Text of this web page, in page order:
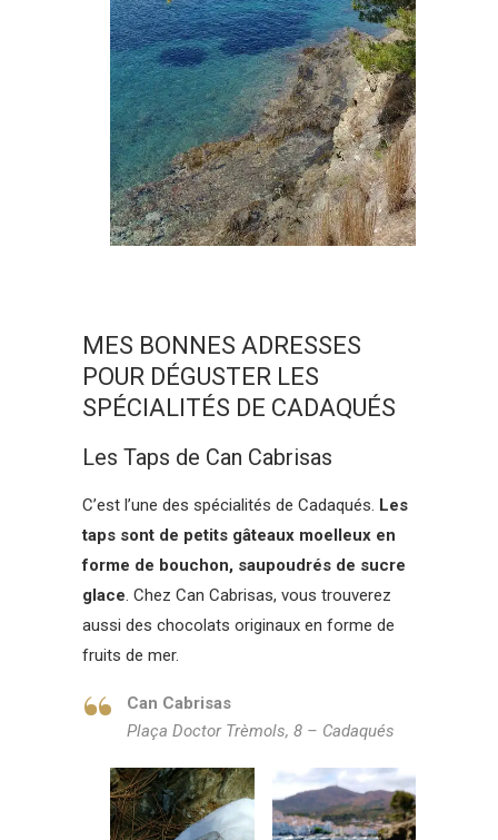
MES BONNES ADRESSES
POUR DÉGUSTER LES
SPÉCIALITÉS DE CADAQUÉS
Les Taps de Can Cabrisas
C’est l’une des spécialités de Cadaqués. Les
taps sont de petits gâteaux moelleux en
forme de bouchon, saupoudrés de sucre
glace. Chez Can Cabrisas, vous trouverez
aussi des chocolats originaux en forme de
fruits de mer.
Can Cabrisas
Plaça Doctor Trèmols, 8 – Cadaqués